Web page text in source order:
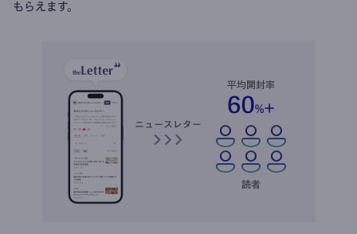
もらえます。